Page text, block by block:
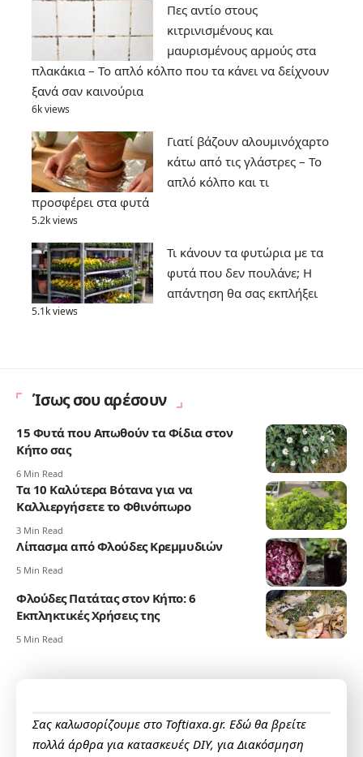
Πες αντίο στους
κιτρινισμένους και
μαυρισμένους αρμούς στα
πλακάκια – Το απλό κόλπο που τα κάνει να δείχνουν
ξανά σαν καινούρια
6k views
Γιατί βάζουν αλουμινόχαρτο
κάτω από τις γλάστρες – Το
απλό κόλπο και τι
προσφέρει στα φυτά
5.2k views
Τι κάνουν τα φυτώρια με τα
φυτά που δεν πουλάνε; Η
απάντηση θα σας εκπλήξει
5.1k views
Ίσως σου αρέσουν
15 Φυτά που Απωθούν τα Φίδια στον
Κήπο σας
6 Min Read
Τα 10 Καλύτερα Βότανα για να
Καλλιεργήσετε το Φθινόπωρο
3 Min Read
Λίπασμα από Φλούδες Κρεμμυδιών
5 Min Read
Φλούδες Πατάτας στον Κήπο: 6
Εκπληκτικές Χρήσεις της
5 Min Read
Σας καλωσορίζουμε στο Toftiaxa.gr. Εδώ θα βρείτε
πολλά άρθρα για κατασκευές DIY, για Διακόσμηση